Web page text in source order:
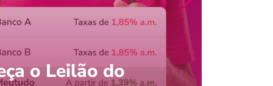
o Leilão do